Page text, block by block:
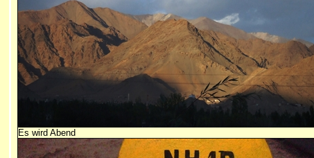
Es wird Abend